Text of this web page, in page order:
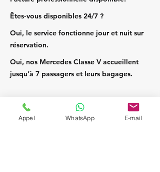
Êtes‑vous disponibles 24/7 ?
Oui, le service fonctionne jour et nuit sur
réservation.
Oui, nos Mercedes Classe V accueillent
jusqu’à 7 passagers et leurs bagages.
Appel WhatsApp E-mail